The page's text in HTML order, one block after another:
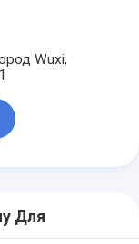
Wuxi,
Для